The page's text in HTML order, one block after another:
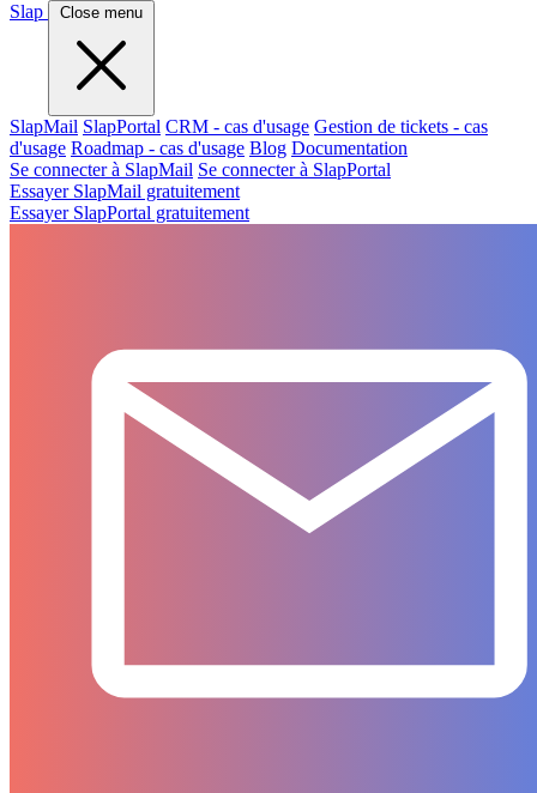
Slap
Close menu
SlapMail SlapPortal CRM - cas d'usage Gestion de tickets - cas
d'usage Roadmap - cas d'usage Blog Documentation
Se connecter à SlapMail Se connecter à SlapPortal
Essayer SlapMail gratuitement
Essayer SlapPortal gratuitement